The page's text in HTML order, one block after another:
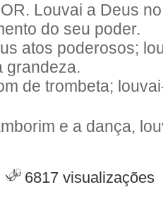
Louvai a Deus
do seu poder.
atos poderosos;
grandeza.
de trombeta;
e a dança,
6817 visualizações